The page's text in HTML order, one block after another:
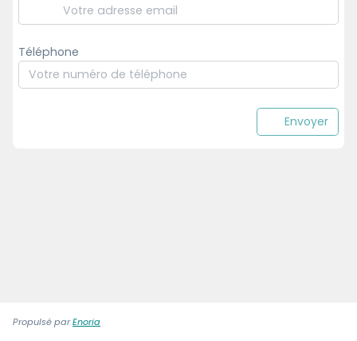
Téléphone
Envoyer
Propulsé parEnoria